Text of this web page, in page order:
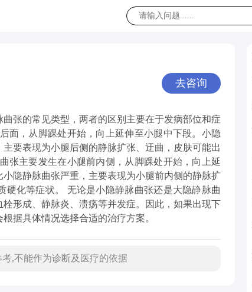
去咨询
张的常见类型，两者的区别主要在于发病部位和症
面，从脚踝处开始，向上延伸至小腿中下段。小隐
要表现为小腿后侧的静脉扩张、迂曲，皮肤可能出
张主要发生在小腿前内侧，从脚踝处开始，向上延
隐静脉曲张严重，主要表现为小腿前内侧的静脉扩
硬化等症状。 无论是小隐静脉曲张还是大隐静脉曲
形成、静脉炎、溃疡等并发症。因此，如果出现下
据具体情况选择合适的治疗方案。
,不能作为诊断及医疗的依据